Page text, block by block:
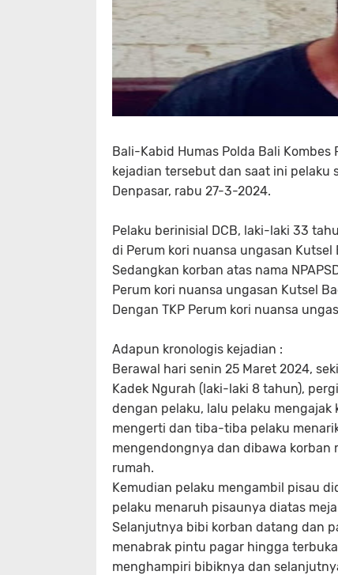
Bali-Kabid Humas Polda Bali Kombes
kejadian tersebut dan saat ini pelaku
Denpasar, rabu 27-3-2024.
Pelaku berinisial DCB, laki-laki 33
di Perum kori nuansa ungasan Kutsel
Sedangkan korban atas nama
Perum kori nuansa ungasan Kutsel
Dengan TKP Perum kori nuansa
Adapun kronologis kejadian :
Berawal hari senin 25 Maret 2024,
Kadek Ngurah (laki-laki 8 tahun),
dengan pelaku, lalu pelaku
mengerti dan tiba-tiba pelaku
mengendongnya dan dibawa korban
rumah.
Kemudian pelaku mengambil pisau
pelaku menaruh pisaunya diatas
Selanjutnya bibi korban datang dan
menabrak pintu pagar hingga
menghampiri bibiknya dan